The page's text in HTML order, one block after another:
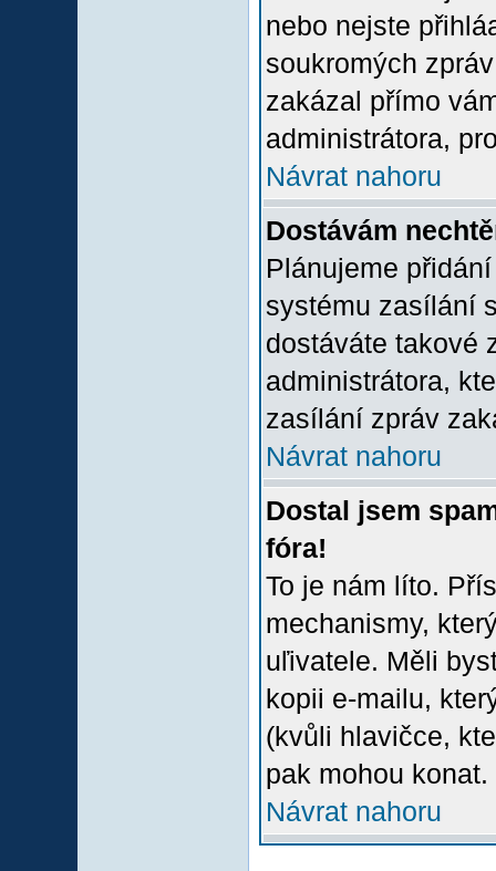
nebo nejste
soukromých
zakázal přímo
administrátora,
Návrat nahoru
Dostávám
Plánujeme
systému zasílání
dostáváte takové
administrátora,
zasílání zpráv
Návrat nahoru
Dostal jsem
fóra!
To je nám líto.
mechanismy,
uľivatele. Měli
kopii e-mailu,
(kvůli hlavičce,
pak mohou konat.
Návrat nahoru